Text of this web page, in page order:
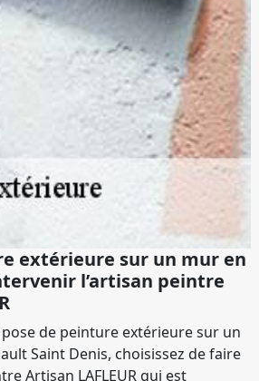
extérieure sur un mur en
l’artisan peintre
de peinture extérieure sur un
Saint Denis, choisissez de faire
Artisan LAFLEUR qui est